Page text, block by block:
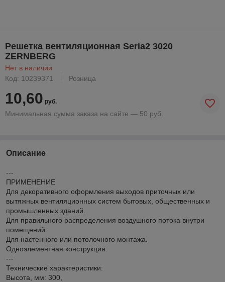
Решетка вентиляционная Seria2 3020
ZERNBERG
Нет в наличии
Код: 10239371
Розница
10,60 руб.
Минимальная сумма заказа на сайте — 50 руб.
Описание
---
ПРИМЕНЕНИЕ
Для декоративного оформления выходов приточных или
вытяжных вентиляционных систем бытовых, общественных и
промышленных зданий.
Для правильного распределения воздушного потока внутри
помещений.
Для настенного или потолочного монтажа.
Одноэлементная конструкция.
---
Технические характеристики:
Высота, мм: 300,